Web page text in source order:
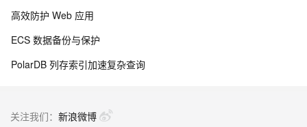
高效防护 Web 应用
ECS 数据备份与保护
PolarDB 列存索引加速复杂查询
关注我们： 新浪微博